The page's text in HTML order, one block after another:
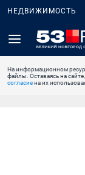
НЕДВИЖИМОСТЬ
На информационном
файлы. Оставаясь на
согласиена их